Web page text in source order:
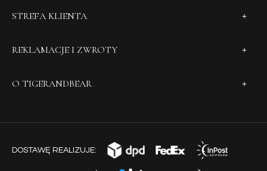
STREFA KLIENTA
REKLAMACJE I ZWROTY
O TIGERANDBEAR
DOSTAWĘ REALIZUJE: